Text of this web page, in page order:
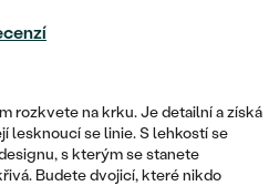
rozkvete na krku. Je detailní a získá
lesknoucí se linie. S lehkostí se
s kterým se stanete
Budete dvojicí, které nikdo